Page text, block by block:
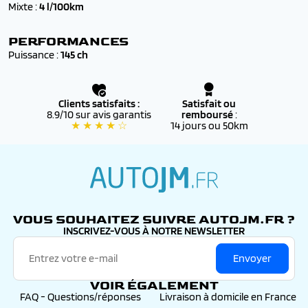
✔️ Accompagnés d’un
Mixte :4 l/100km
PERFORMANCES
Puissance :145 ch
Clients satisfaits :
8.9/10 sur avis garantis
★ ★ ★ ★ ☆
Satisfait ou
remboursé:
14 jours ou 50km
VOUS SOUHAITEZ SUIVRE AUTOJM.FR ?
INSCRIVEZ-VOUS À NOTRE NEWSLETTER
Envoyer
VOIR ÉGALEMENT
FAQ - Questions/réponses Livraison à domicile en France